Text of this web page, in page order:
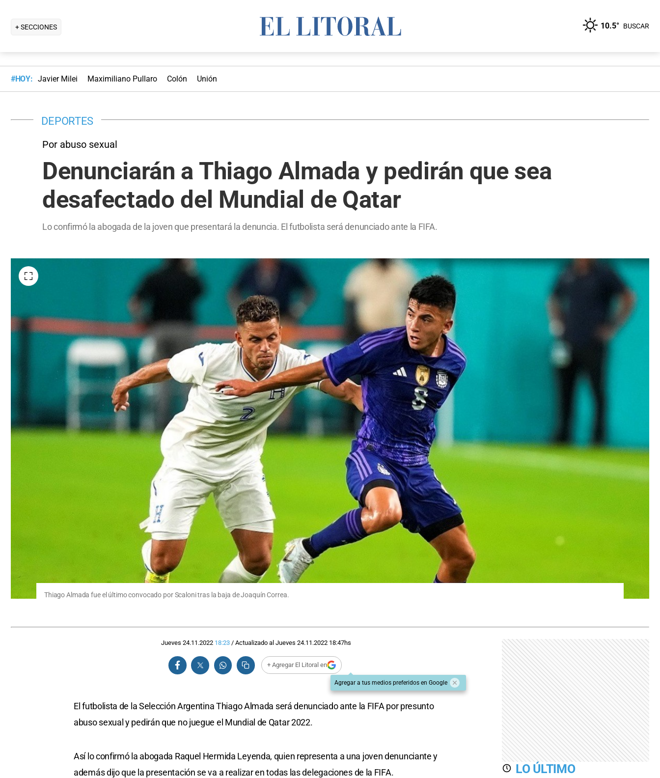
+ SECCIONES 10.5° BUSCAR
#HOY: Javier Milei Maximiliano Pullaro Colón Unión
DEPORTES
Por abuso sexual
Denunciarán a Thiago Almada y pedirán que sea
desafectado del Mundial de Qatar
Lo confirmó la abogada de la joven que presentará la denuncia. El futbolista será denunciado ante la FIFA.
Thiago Almada fue el último convocado por Scaloni tras la baja de Joaquín Correa.
Jueves 24.11.2022 18:23/ Actualizado al Jueves 24.11.2022 18:47hs
+ Agregar El Litoral en
Agregar a tus medios preferidos en Google
El futbolista de la Selección Argentina Thiago Almada será denunciado ante la FIFA por presunto
abuso sexual y pedirán que no juegue el Mundial de Qatar 2022.
Así lo confirmó la abogada Raquel Hermida Leyenda, quien representa a una joven denunciante y
además dijo que la presentación se va a realizar en todas las delegaciones de la FIFA.
LO ÚLTIMO